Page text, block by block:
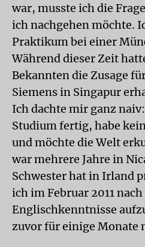
war, musste ich die
ich nachgehen möchte.
Praktikum bei einer
Während dieser Zeit
Bekannten die Zusage
Siemens in Singapur
Ich dachte mir ganz
Studium fertig, habe
und möchte die Welt
war mehrere Jahre in
Schwester hat in Irland
ich im Februar 2011
Englischkenntnisse
zuvor für einige Monate